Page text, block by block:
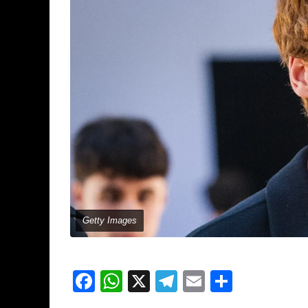
Getty Images
Facebook
WhatsApp
X Telegram
Email